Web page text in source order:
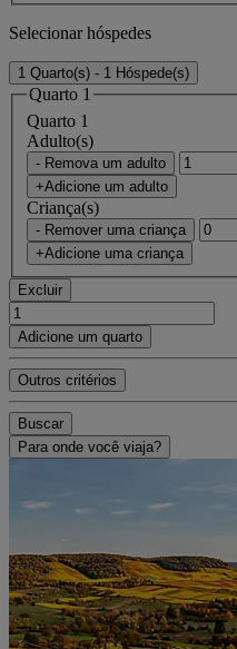
Selecionar hóspedes
1 Quarto(s) - 1 Hóspede(s)
Quarto 1
Quarto 1
Adulto(s)
- Remova um adulto
+Adicione um adulto
Criança(s)
- Remover uma criança
+Adicione uma criança
Excluir
Adicione um quarto
Outros critérios
Buscar
Para onde você viaja?